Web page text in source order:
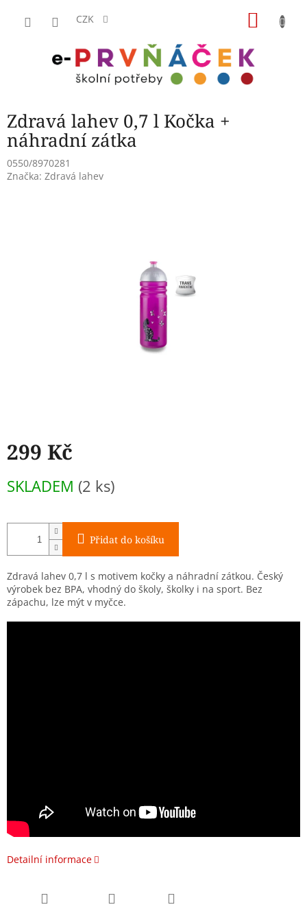
CZK
Zdravá lahev 0,7 l Kočka +
náhradní zátka
0550/8970281
Značka: Zdravá lahev
299 Kč
cena:
SKLADEM (2 ks)
Přidat do košíku
Zdravá lahev 0,7 l s motivem kočky a náhradní zátkou. Český
výrobek bez BPA, vhodný do školy, školky i na sport. Bez
zápachu, lze mýt v myčce.
Detailní informace